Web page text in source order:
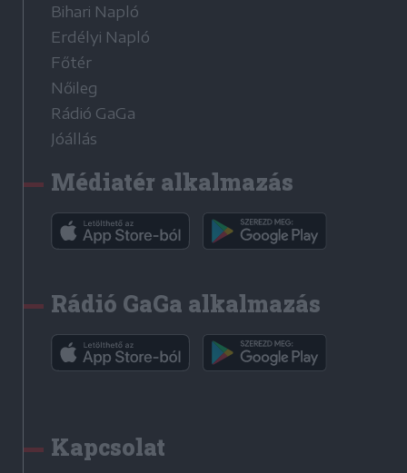
Bihari Napló
Erdélyi Napló
Főtér
Nőileg
Rádió GaGa
Jóállás
Médiatér alkalmazás
Rádió GaGa alkalmazás
Kapcsolat